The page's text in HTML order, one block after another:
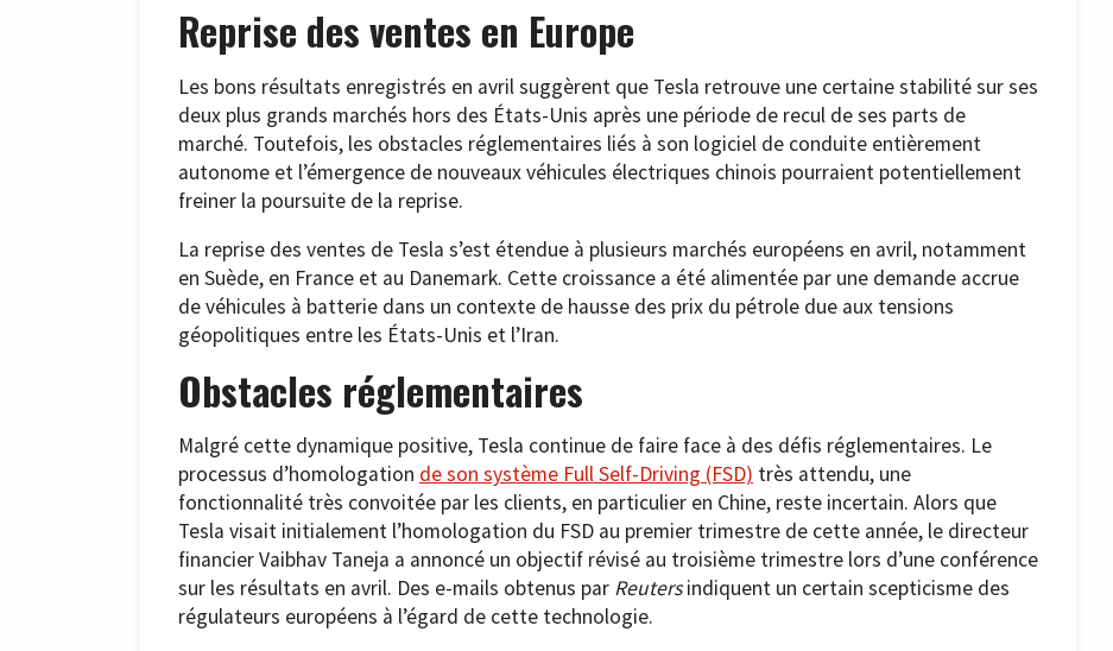
Reprise des ventes en Europe
Les bons résultats enregistrés en avril suggèrent que Tesla retrouve une certaine stabilité sur ses
deux plus grands marchés hors des États-Unis après une période de recul de ses parts de
marché. Toutefois, les obstacles réglementaires liés à son logiciel de conduite entièrement
autonome et l’émergence de nouveaux véhicules électriques chinois pourraient potentiellement
freiner la poursuite de la reprise.
La reprise des ventes de Tesla s’est étendue à plusieurs marchés européens en avril, notamment
en Suède, en France et au Danemark. Cette croissance a été alimentée par une demande accrue
de véhicules à batterie dans un contexte de hausse des prix du pétrole due aux tensions
géopolitiques entre les États-Unis et l’Iran.
Obstacles réglementaires
Malgré cette dynamique positive, Tesla continue de faire face à des défis réglementaires. Le
processus d’homologation de son système Full Self-Driving (FSD) très attendu, une
fonctionnalité très convoitée par les clients, en particulier en Chine, reste incertain. Alors que
Tesla visait initialement l’homologation du FSD au premier trimestre de cette année, le directeur
financier Vaibhav Taneja a annoncé un objectif révisé au troisième trimestre lors d’une conférence
sur les résultats en avril. Des e-mails obtenus par Reutersindiquent un certain scepticisme des
régulateurs européens à l’égard de cette technologie.